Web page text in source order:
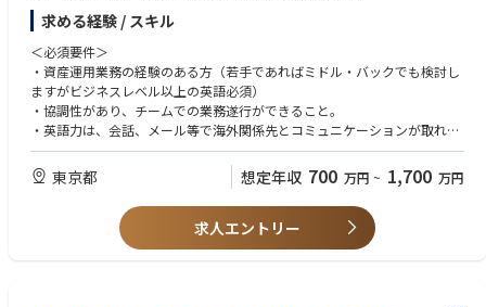
・新規ファンドの発掘やデュー・ディリジェンスの実施、既存ファンドの
モニタリング（含む海外出張）
・上記業務に関連し、外部委託先等との交渉
・顧客（年金基金、機関投資家、販売会社等）への運用報告資料の作成と
運用状況の説明、見込み顧客またはコンサルタントへの新商品、新戦略の
プレゼンテーションの実施 等
■配属先：運用戦略開発部
運用戦略開発部は、部長以下18 名が在籍しており、パブリックマーケッ
トグループ、プライベートアセットグループと投資信託グループの３つに
分かれています。
求める経験 / スキル
＜必須要件＞
・資産運用業務の経験のある方（若手であればミドル・バックでも検討し
ますがビジネスレベル以上の英語必須）
・協調性があり、チームでの業務遂行ができること。
・英語力は、会話、メール等で海外関係先とコミュニケーションが取れる
レベル
＜優遇条件＞ （以下に該当される方は特に歓迎）
・同業他社等での外部委託運用のご経験、年金基金・機関投資家等の顧客
・証券アナリスト資格
東京都 想定年収 700 万円 ~ 1,700 万円
求人エントリー